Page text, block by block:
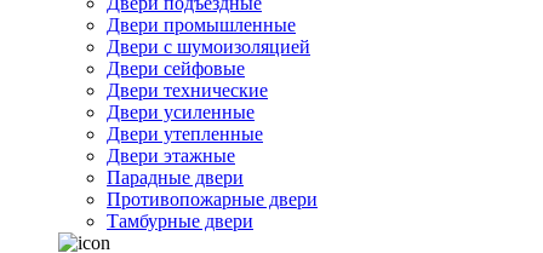
Двери промышленные
Двери с шумоизоляцией
Двери сейфовые
Двери технические
Двери усиленные
Двери утепленные
Двери этажные
Парадные двери
Противопожарные двери
Тамбурные двери